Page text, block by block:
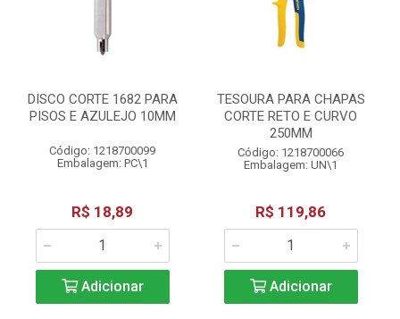
DISCO CORTE 1682 PARA
PISOS E AZULEJO 10MM
Código: 1218700099
Embalagem: PC\1
R$ 18,89
Adicionar
TESOURA PARA CHAPAS
CORTE RETO E CURVO
250MM
Código: 1218700066
Embalagem: UN\1
R$ 119,86
Adicionar